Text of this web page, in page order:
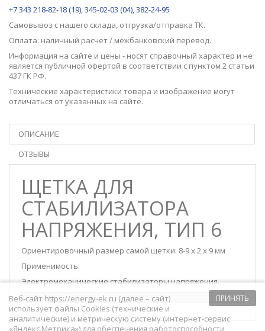
+7 343 218-82-18 (19), 345-02-03 (04), 382-24-95
Самовывоз с нашего склада, отгрузка/отправка ТК.
Оплата: наличный расчет / межбанковский перевод.
Информация на сайте и цены - носят справочный характер и не
является публичной офертой в соответствии с пунктом 2 статьи
437 ГК РФ.
Технические характеристики товара и изображение могут
отличаться от указанных на сайте.
ОПИСАНИЕ
ОТЗЫВЫ
ЩЕТКА ДЛЯ
СТАБИЛИЗАТОРА
НАПРЯЖЕНИЯ, ТИП 6
Ориентировочный размер самой щетки: 8-9 х 2 х 9 мм
Применимость:
Электромеханические стабилизаторы напряжения.
ПРИНЯТЬ
Веб-сайт https://energy-ek.ru (далее – сайт)
использует файлы Cookies (технические и
аналитические) и метрическую систему (интернет-сервис
«Яндекс.Метрика») для обеспечения работоспособности